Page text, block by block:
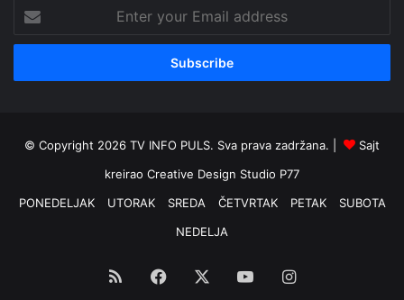
your
Email
© Copyright 2026 TV INFO PULS. Sva prava zadržana. |
Sajt
kreirao Creative Design Studio P77
PONEDELJAK
UTORAK SREDA ČETVRTAK PETAK
SUBOTA
NEDELJA
RSS Facebook YouTubeInstagram